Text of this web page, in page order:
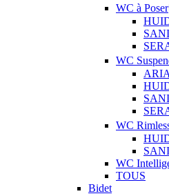
WC à Poser
WC
ARIA
WC
WC
TOUS
Bidet